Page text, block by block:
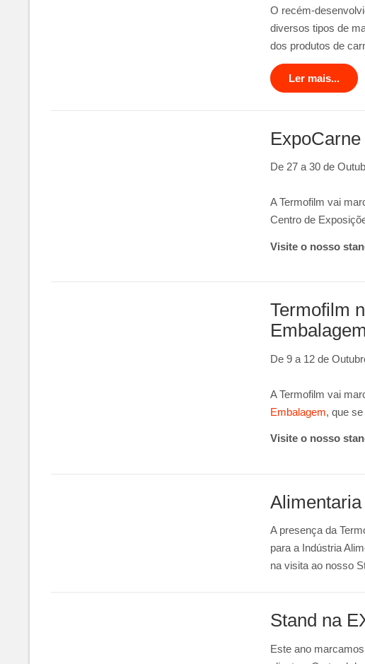
O recém-
diversos tipos de
dos produtos de
Ler mais...
De 27 a 30 de
A Termofilm vai
Centro de
Visite o nosso
Termofilm
Embalagem
De 9 a 12 de
A Termofilm vai
Embalagem, que
Visite o nosso
Alimentaria
A presença da
para a Indústria
na visita ao nosso
Stand na
Este ano